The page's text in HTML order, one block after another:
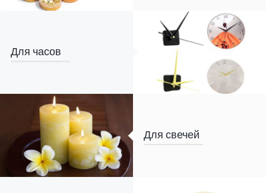
Для часов
Для свечей